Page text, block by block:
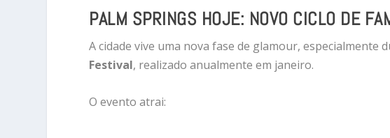
PALM SPRINGS HOJE: NOVO CICLO DE
A cidade vive uma nova fase de glamour, especialmente
Festival, realizado anualmente em janeiro.
O evento atrai: